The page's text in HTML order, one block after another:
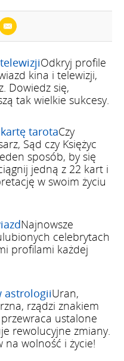
Odkryj profile
kina i telewizji,
Dowiedz się,
tak wielkie sukcesy.
tarotaCzy
Sąd czy Księżyc
sposób, by się
jedną z 22 kart i
w swoim życiu
Najnowsze
celebrytach
profilami każdej
astrologiiUran,
rządzi znakiem
ustalone
rewolucyjne zmiany.
na wolność i życie!